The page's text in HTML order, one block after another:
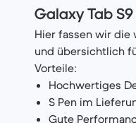
Galaxy Tab
Hier fassen wir die
und übersichtlich
Vorteile:
Hochwertiges
S Pen im
Gute